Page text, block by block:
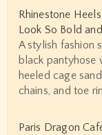
Rhinestone
Look So Bold
A stylish fashion
black pantyhose
heeled cage
chains, and toe
Paris Dragon